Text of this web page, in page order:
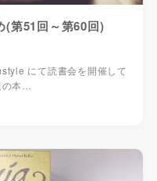
第51回～第60回)
にて読書会を開催して
本…